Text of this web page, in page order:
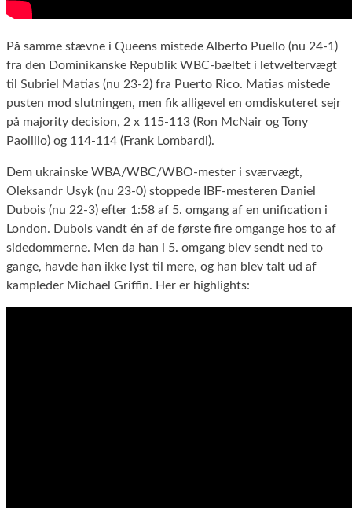
På samme stævne i Queens mistede Alberto Puello (nu 24-1)
fra den Dominikanske Republik WBC-bæltet i letweltervægt
til Subriel Matias (nu 23-2) fra Puerto Rico. Matias mistede
pusten mod slutningen, men fik alligevel en omdiskuteret sejr
på majority decision, 2 x 115-113 (Ron McNair og Tony
Paolillo) og 114-114 (Frank Lombardi).
Dem ukrainske WBA/WBC/WBO-mester i sværvægt,
Oleksandr Usyk (nu 23-0) stoppede IBF-mesteren Daniel
Dubois (nu 22-3) efter 1:58 af 5. omgang af en unification i
London. Dubois vandt én af de første fire omgange hos to af
sidedommerne. Men da han i 5. omgang blev sendt ned to
gange, havde han ikke lyst til mere, og han blev talt ud af
kampleder Michael Griffin. Her er highlights: